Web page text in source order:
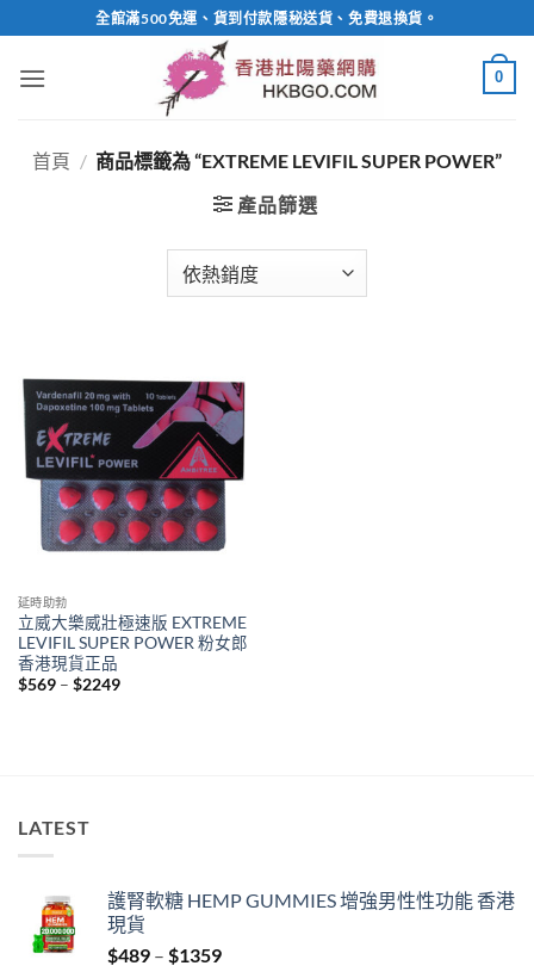
to
content
全館滿500免運、貨到付款隱秘送貨、免費退換貨。
0
首頁 / 商品標籤為 “EXTREME LEVIFIL SUPER POWER”
產品篩選
延時助勃
立威大樂威壯極速版 EXTREME
LEVIFIL SUPER POWER 粉女郎
香港現貨正品
$569 – $2249Price
LATEST
護腎軟糖 HEMP GUMMIES 增強男性性功能 香港
現貨
$489 – $1359Price